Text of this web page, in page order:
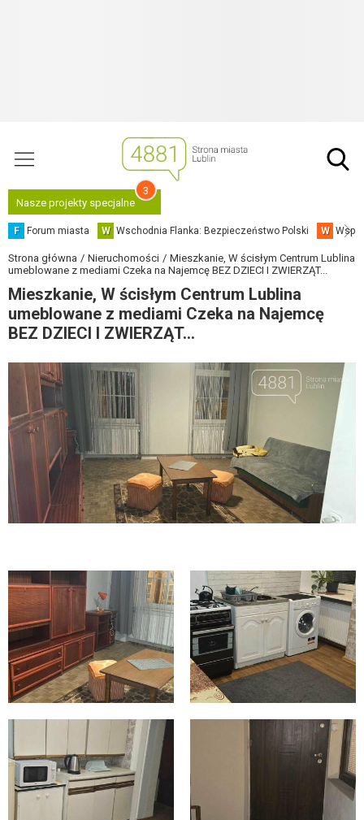
Nasze projekty specjalne
3
F Forum miasta W Wschodnia Flanka: Bezpieczeństwo Polski W
Strona główna Nieruchomości
Mieszkanie, W ścisłym Centrum Lublina
umeblowane z mediami Czeka na Najemcę BEZ DZIECI I ZWIERZĄT...
Mieszkanie, W ścisłym Centrum Lublina
umeblowane z mediami Czeka na Najemcę
BEZ DZIECI I ZWIERZĄT...